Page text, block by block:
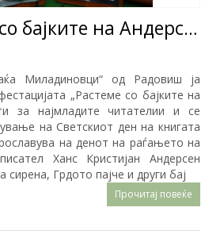
Да растеме со бајките на Андерсен
Миладиновци“ од Радовиш ја
„Растеме со бајките на
за најмладите читателии и се
на Светскиот ден на книгата
на денот на раѓањето на
Ханс Кристијан Андерсен
Грдото пајче и други бај
Прочитај повеќе